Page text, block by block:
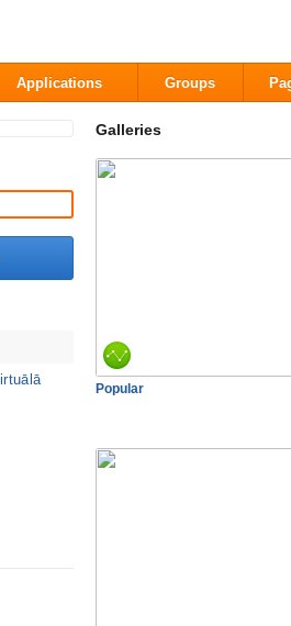
Applications Groups
Galleries
Popular